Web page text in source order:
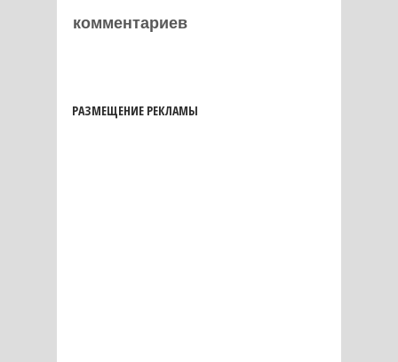
комментариев
РАЗМЕЩЕНИЕ РЕКЛАМЫ